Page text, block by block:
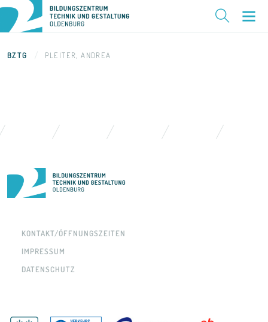
BZTG PLEITER, ANDREA
KONTAKT/ÖFFNUNGSZEITEN
IMPRESSUM
DATENSCHUTZ